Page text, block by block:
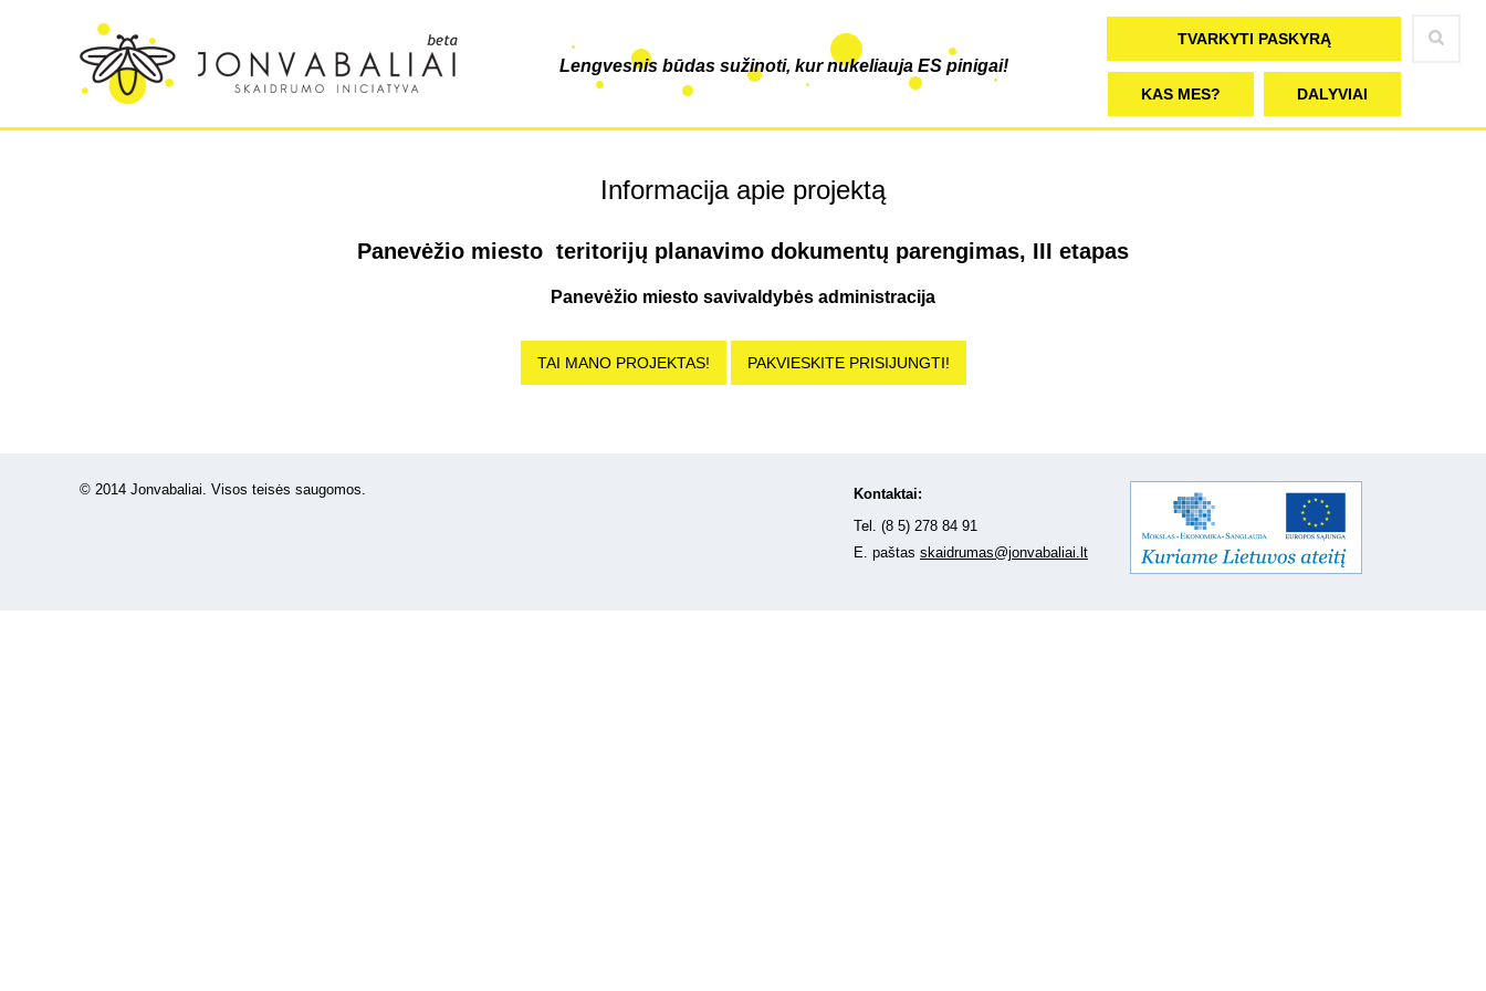
Lengvesnis būdas sužinoti, kur nukeliauja ES pinigai!
TVARKYTI PASKYRĄ
KAS MES? DALYVIAI
Informacija apie projektą
Panevėžio miesto teritorijų planavimo dokumentų parengimas, III etapas
Panevėžio miesto savivaldybės administracija
TAI MANO PROJEKTAS! PAKVIESKITE PRISIJUNGTI!
© 2014 Jonvabaliai. Visos teisės saugomos.
Kontaktai:
Tel. (8 5) 278 84 91
E. paštas skaidrumas@jonvabaliai.lt